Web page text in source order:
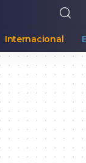
Internacional